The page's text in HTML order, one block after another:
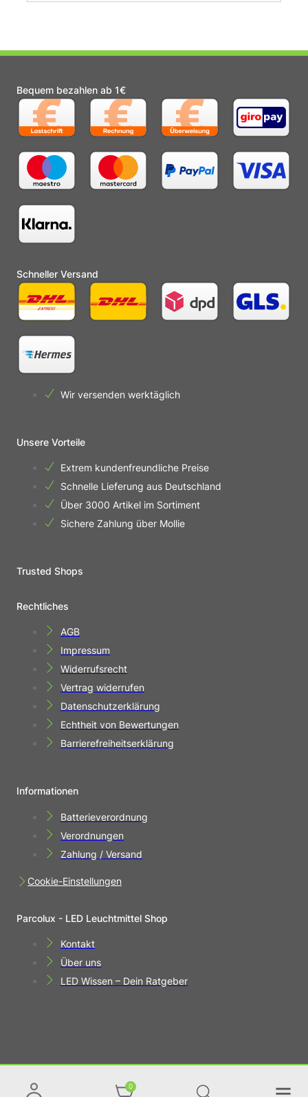
0
Bequem bezahlen ab 1€
Schneller Versand
Wir versenden werktäglich
Unsere Vorteile
Extrem kundenfreundliche Preise
Schnelle Lieferung aus Deutschland
Über 3000 Artikel im Sortiment
Sichere Zahlung über Mollie
Trusted Shops
Rechtliches
AGB
Impressum
Widerrufsrecht
Vertrag widerrufen
Datenschutzerklärung
Echtheit von Bewertungen
Barrierefreiheitserklärung
Informationen
Batterieverordnung
Verordnungen
Zahlung / Versand
Cookie-Einstellungen
Parcolux - LED Leuchtmittel Shop
Kontakt
Über uns
LED Wissen – Dein Ratgeber